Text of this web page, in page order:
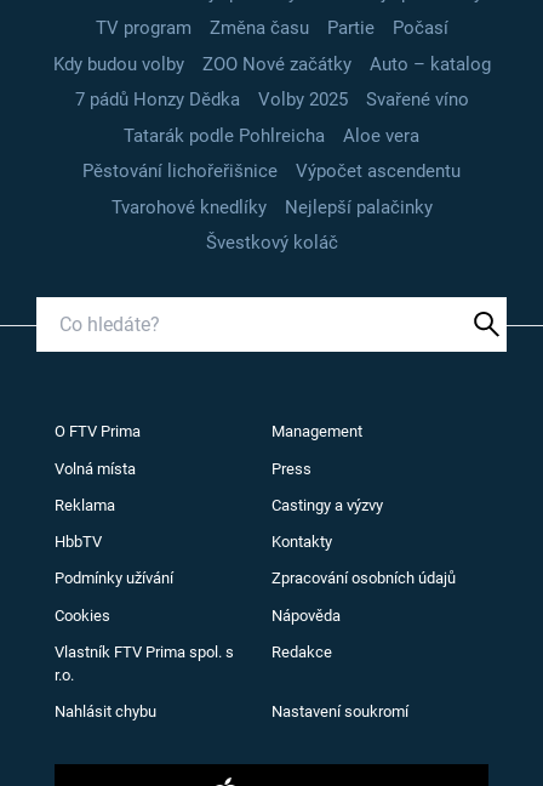
TV program
Změna času Partie
Počasí
Kdy budou volby
ZOO Nové začátky
Auto – katalog
7 pádů Honzy Dědka
Volby 2025
Svařené víno
Tatarák podle Pohlreicha
Aloe vera
Pěstování lichořeřišnice
Výpočet ascendentu
Tvarohové knedlíky
Nejlepší palačinky
Švestkový koláč
O FTV Prima Management
Volná místa Press
Reklama Castingy a výzvy
HbbTV Kontakty
Podmínky užívání Zpracování osobních údajů
Cookies Nápověda
Vlastník FTV Prima spol. s
r.o.
Redakce
Nahlásit chybu Nastavení soukromí